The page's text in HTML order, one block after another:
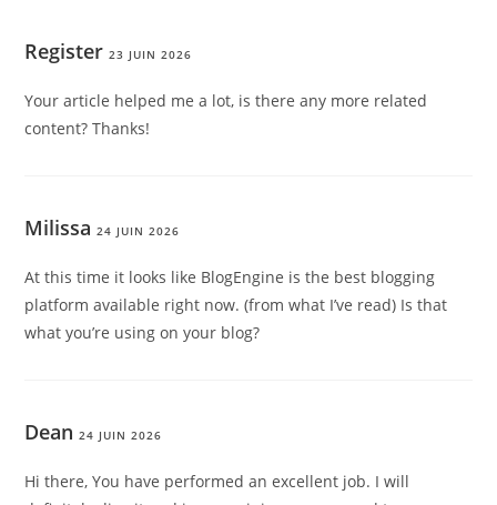
Register 23 JUIN 2026
Your article helped me a lot, is there any more related
content? Thanks!
Milissa 24 JUIN 2026
At this time it looks like BlogEngine is the best blogging
platform available right now. (from what I’ve read) Is that
what you’re using on your blog?
Dean 24 JUIN 2026
Hi there, You have performed an excellent job. I will